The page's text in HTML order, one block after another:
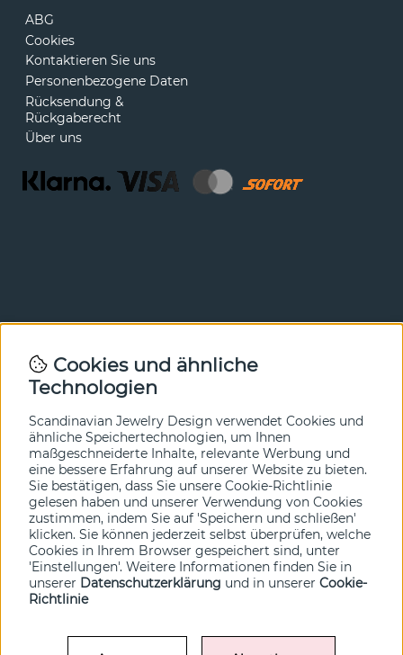
ABG
Cookies
Kontaktieren Sie uns
Personenbezogene Daten
Rücksendung &
Rückgaberecht
Über uns
Newsletter
In unserem Newsletter erfahren Sie vor allen anderen
hier an.
Ja bitte!
Cookies und ähnliche
Technologien
Scandinavian Jewelry Design verwendet Cookies und
ähnliche Speichertechnologien, um Ihnen
maßgeschneiderte Inhalte, relevante Werbung und
eine bessere Erfahrung auf unserer Website zu bieten.
Sie bestätigen, dass Sie unsere Cookie-Richtlinie
gelesen haben und unserer Verwendung von Cookies
zustimmen, indem Sie auf 'Speichern und schließen'
klicken. Sie können jederzeit selbst überprüfen, welche
Cookies in Ihrem Browser gespeichert sind, unter
'Einstellungen'. Weitere Informationen finden Sie in
unserer Datenschutzerklärung und in unserer Cookie-
Richtlinie